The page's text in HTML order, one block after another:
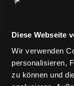
Diese Webseite
Wir verwenden
personalisieren,
zu können und